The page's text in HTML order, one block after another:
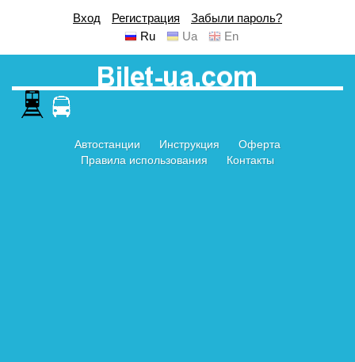
Вход Регистрация
Забыли пароль?
Ru
Ua En
Автостанции Инструкция
Оферта
Правила использования
Контакты